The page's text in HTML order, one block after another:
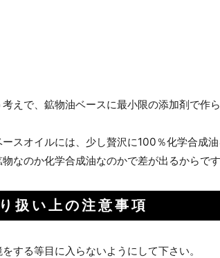
えで、鉱物油ベースに最小限の添加剤で作
スオイルには、少し贅沢に100％化学合成油
なのか化学合成油なのかで差が出るからで
扱い上の注意事項
する等目に入らないようにして下さい。
い物を続ける カートへ進む